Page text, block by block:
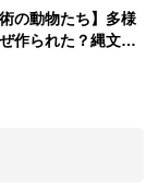
の動物たち】多様
作られた？縄文人